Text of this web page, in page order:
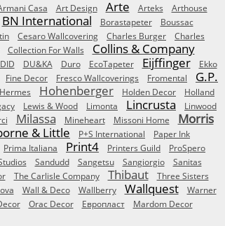
Casa Art Design Arte Arteks
Arthouse
BN International Borastapeter
Boussac
Cesaro Wallcovering Charles Burger
Charles
Collection For Walls Collins & Company
DID DU&KA Duro EcoTapeter Eijffinger
Ekko
Fine Decor Fresco Wallcoverings Fromental
G.P.
Hermes Hohenberger Holden Decor
Holland
Lewis & Wood Limonta Lincrusta
Linwood
Milassa Mineheart Missoni Home
Morris
& Little P+S International Paper Ink
Prima Italiana Print4 Printers Guild
ProSpero
Sandudd Sangetsu Sangiorgio Sanitas
The Carlisle Company Thibaut
Three Sisters
Wall & Deco Wallberry Wallquest
Warner
Orac Decor Европласт
Mardom Decor